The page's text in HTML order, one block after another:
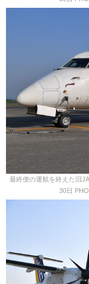
最終便の運航を終えた旧
30日